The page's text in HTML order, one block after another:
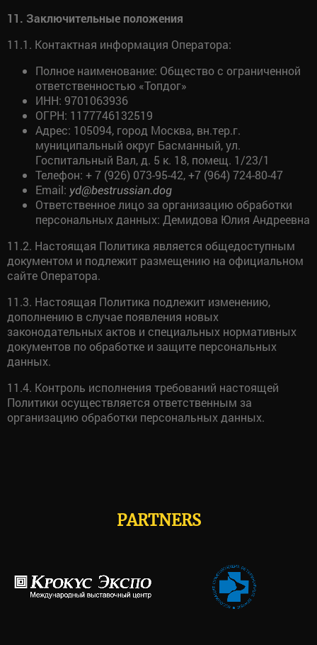
11. Заключительные положения
11.1. Контактная информация Оператора:
Полное наименование: Общество с ограниченной
ответственностью «Топдог»
ИНН: 9701063936
ОГРН: 1177746132519
Адрес: 105094, город Москва, вн.тер.г.
муниципальный округ Басманный, ул.
Госпитальный Вал, д. 5 к. 18, помещ. 1/23/1
Телефон: + 7 (926) 073-95-42, +7 (964) 724-80-47
Email: yd@bestrussian.dog
Ответственное лицо за организацию обработки
персональных данных: Демидова Юлия Андреевна
11.2. Настоящая Политика является общедоступным
документом и подлежит размещению на официальном
сайте Оператора.
11.3. Настоящая Политика подлежит изменению,
дополнению в случае появления новых
законодательных актов и специальных нормативных
документов по обработке и защите персональных
данных.
11.4. Контроль исполнения требований настоящей
Политики осуществляется ответственным за
организацию обработки персональных данных.
PARTNERS